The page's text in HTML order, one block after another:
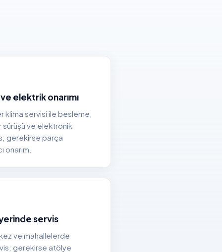
elektrik onarımı
klima servisi ile besleme,
ve elektronik
gerekirse parça
onarım.
servis
ve mahallelerde
gerekirse atölye